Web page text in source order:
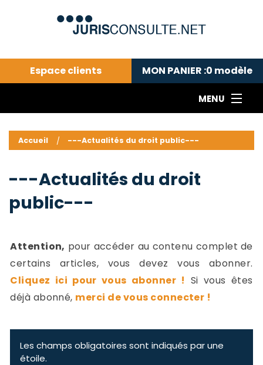
Espace clients MON PANIER :0 modèle
MENU
---Actualités du droit public---
Droit pénal---
Droit privé ---
Abonnement aux actualités
Accueil ---Actualités du droit public---
---Actualités du droit
public---
Attention, pour accéder au contenu complet de
certains articles, vous devez vous abonner.
Cliquez ici pour vous abonner ! Si vous êtes
déjà abonné, merci de vous connecter !
Les champs obligatoires sont indiqués par une
étoile.